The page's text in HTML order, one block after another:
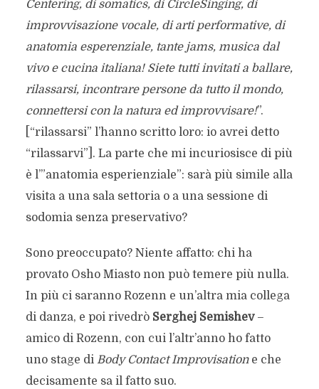
Centering, di somatics, di CircleSinging, di
improvvisazione vocale, di arti performative, di
anatomia esperenziale, tante jams, musica dal
vivo e cucina italiana! Siete tutti invitati a ballare,
rilassarsi, incontrare persone da tutto il mondo,
connettersi con la natura ed improvvisare!”.
[“rilassarsi” l’hanno scritto loro: io avrei detto
“rilassarvi”]. La parte che mi incuriosisce di più
è l’”anatomia esperienziale”: sarà più simile alla
visita a una sala settoria o a una sessione di
sodomia senza preservativo?
Sono preoccupato? Niente affatto: chi ha
provato Osho Miasto non può temere più nulla.
In più ci saranno Rozenn e un’altra mia collega
di danza, e poi rivedrò Serghej Semishev–
amico di Rozenn, con cui l’altr’anno ho fatto
uno stage di Body Contact Improvisatione che
decisamente sa il fatto suo.